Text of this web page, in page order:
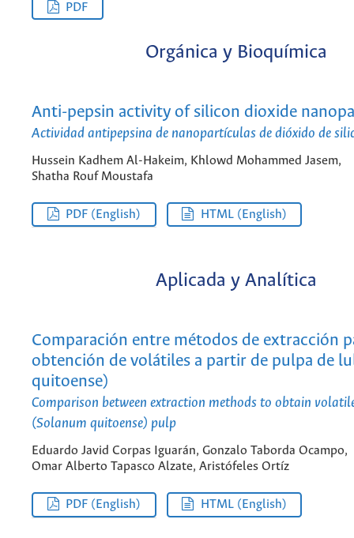
PDF
Orgánica y Bioquímica
Anti-pepsin activity of silicon dioxide
Actividad antipepsina de nanopartículas de dióxido de
Hussein Kadhem Al-Hakeim, Khlowd Mohammed Jasem,
Shatha Rouf Moustafa
PDF (English) HTML (English)
Aplicada y Analítica
Comparación entre métodos de extracción
obtención de volátiles a partir de pulpa de
quitoense)
Comparison between extraction methods to obtain
(Solanum quitoense) pulp
Eduardo Javid Corpas Iguarán, Gonzalo Taborda Ocampo,
Omar Alberto Tapasco Alzate, Aristófeles Ortíz
PDF (English) HTML (English)